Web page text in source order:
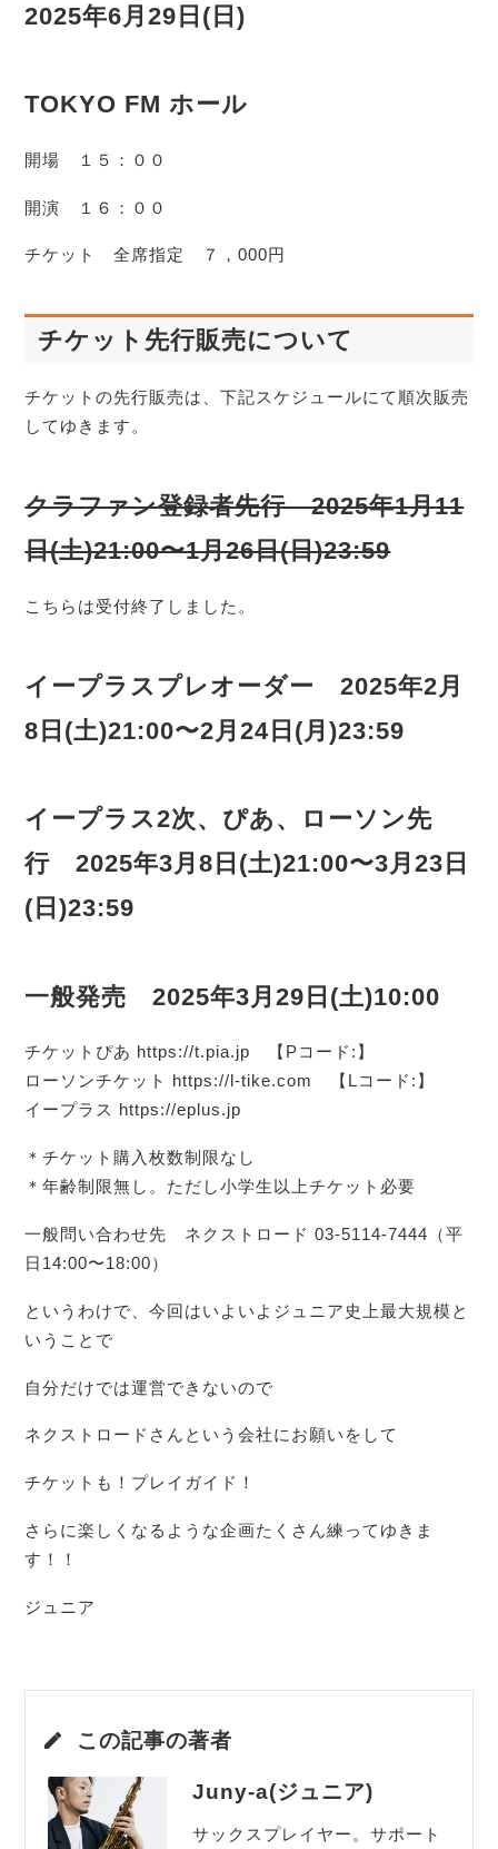
2025年6月29日(日)
TOKYO FM ホール
開場 １５：００
開演 １６：００
チケット 全席指定 ７，000円
チケット先行販売について
チケットの先行販売は、下記スケジュールにて順次販売
してゆきます。
クラファン登録者先行 2025年1月11
日(土)21:00〜1月26日(日)23:59
こちらは受付終了しました。
イープラスプレオーダー 2025年2月
8日(土)21:00〜2月24日(月)23:59
イープラス2次、ぴあ、ローソン先
行 2025年3月8日(土)21:00〜3月23日
(日)23:59
一般発売 2025年3月29日(土)10:00
チケットぴあ https://t.pia.jp 【Pコード:】
ローソンチケット https://l-tike.com 【Lコード:】
イープラス https://eplus.jp
＊チケット購入枚数制限なし
＊年齢制限無し。ただし小学生以上チケット必要
一般問い合わせ先 ネクストロード 03-5114-7444（平
日14:00〜18:00）
というわけで、今回はいよいよジュニア史上最大規模と
いうことで
自分だけでは運営できないので
ネクストロードさんという会社にお願いをして
チケットも！プレイガイド！
さらに楽しくなるような企画たくさん練ってゆきま
す！！
ジュニア
この記事の著者
Juny-a(ジュニア)
サックスプレイヤー。サポート